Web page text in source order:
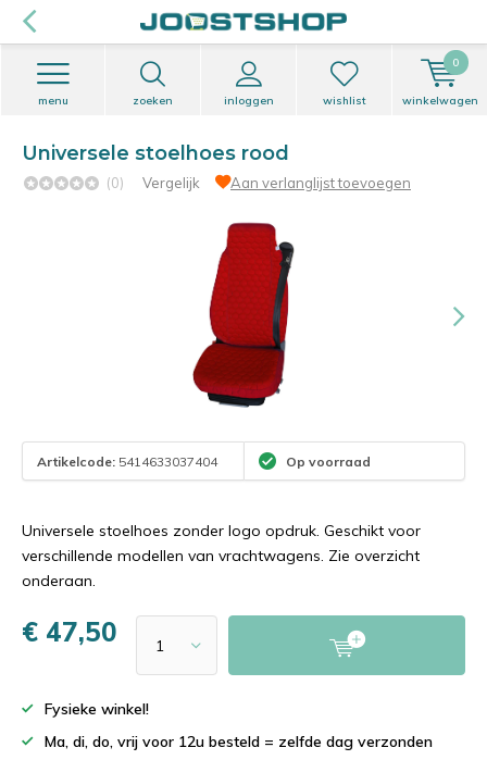
zoeken inloggen
menu wishlist winkelwagen
0
Universele stoelhoes rood
(0) Vergelijk Aan verlanglijst toevoegen
Artikelcode: 5414633037404 Op voorraad
Universele stoelhoes zonder logo opdruk. Geschikt voor
verschillende modellen van vrachtwagens. Zie overzicht
onderaan.
€ 47,50
Fysieke winkel!
Ma, di, do, vrij voor 12u besteld = zelfde dag verzonden